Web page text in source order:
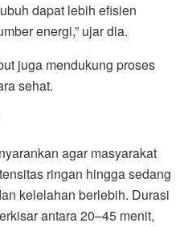
dapat lebih efisien
energi,” ujar dia.
juga mendukung proses
sehat.
agar masyarakat
ringan hingga sedang
kelelahan berlebih. Durasi
antara 20–45 menit,